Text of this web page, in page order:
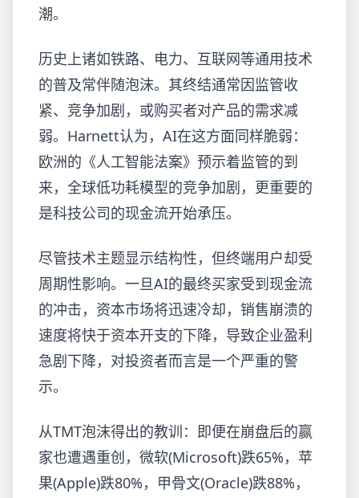
潮。
历史上诸如铁路、电力、互联网等通用技术
的普及常伴随泡沫。其终结通常因监管收
紧、竞争加剧，或购买者对产品的需求减
弱。Harnett认为，AI在这方面同样脆弱：
欧洲的《人工智能法案》预示着监管的到
来，全球低功耗模型的竞争加剧，更重要的
是科技公司的现金流开始承压。
尽管技术主题显示结构性，但终端用户却受
周期性影响。一旦AI的最终买家受到现金流
的冲击，资本市场将迅速冷却，销售崩溃的
速度将快于资本开支的下降，导致企业盈利
急剧下降，对投资者而言是一个严重的警
示。
从TMT泡沫得出的教训：即便在崩盘后的赢
家也遭遇重创，微软(Microsoft)跌65%，苹
果(Apple)跌80%，甲骨文(Oracle)跌88%，